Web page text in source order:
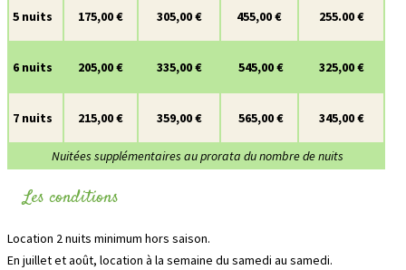
5 nuits 175,00 € 305,00 € 455,00 € 255.00 €
6 nuits 205,00 € 335,00 € 545,00 € 325,00 €
7 nuits 215,00 € 359,00 € 565,00 € 345,00 €
Nuitées supplémentaires au prorata du nombre de nuits
Les conditions
Location 2 nuits minimum hors saison.
En juillet et août, location à la semaine du samedi au samedi.